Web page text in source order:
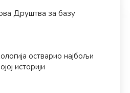
Друштва за базу
остварио најбољи
историји